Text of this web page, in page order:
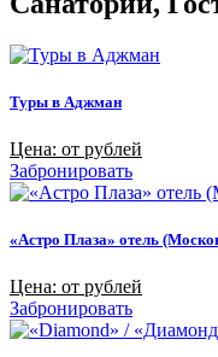
Туры в Аджман
Цена: от рублей
Забронировать
«Астро Плаза» отель
Цена: от рублей
Забронировать